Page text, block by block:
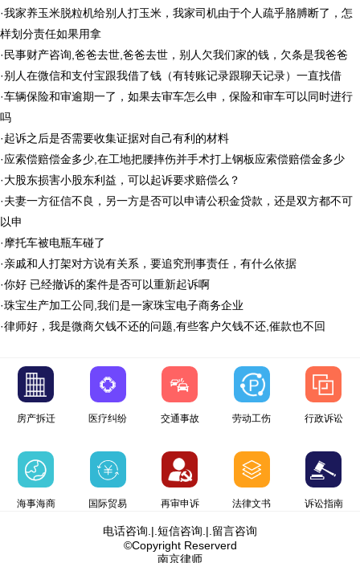
·我家养玉米脱粒机给别人打玉米，我家司机由于个人疏乎胳膊断了，怎
样划分责任如果用拿
·民事财产咨询,爸爸去世,爸爸去世，别人欠我们家的钱，欠条是我爸爸
·别人在微信和支付宝跟我借了钱（有转账记录跟聊天记录）一直找借
·车辆保险和审逾期一了，如果去审车怎么申，保险和审车可以同时进行
吗
·起诉之后是否需要收集证据对自己有利的材料
·应索偿赔偿金多少,在工地把腰摔伤并手术打上钢板应索偿赔偿金多少
·大股东损害小股东利益，可以起诉要求赔偿么？
·夫妻一方征信不良，另一方是否可以申请公积金贷款，还是双方都不可
以申
·摩托车被电瓶车碰了
·亲戚和人打架对方说有关系，要追究刑事责任，有什么依据
·你好 已经撤诉的案件是否可以重新起诉啊
·珠宝生产加工公同,我们是一家珠宝电子商务企业
·律师好，我是微商欠钱不还的问题,有些客户欠钱不还,催款也不回
房产拆迁 医疗纠纷 交通事故 劳动工伤 行政诉讼
海事海商 国际贸易 再审申诉 法律文书 诉讼指南
电话咨询 .|. 短信咨询 .|. 留言咨询
©Copyright Reserverd
南京律师